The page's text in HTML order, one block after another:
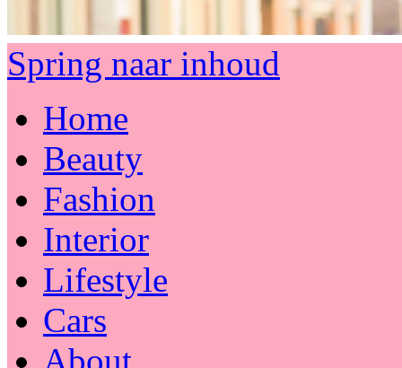
Spring naar inhoud
Home
Beauty
Fashion
Interior
Lifestyle
Cars
About